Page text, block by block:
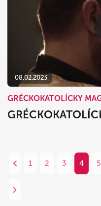
08.02.2023
GRÉCKOKATOLÍCKY
1 2 3 4 5